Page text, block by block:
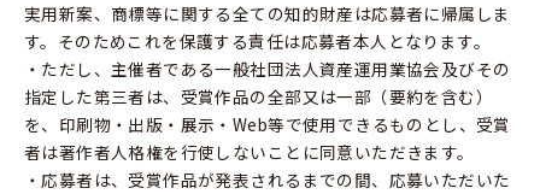
実用新案、商標等に関する全ての知的財産は応募者に帰属しま
す。そのためこれを保護する責任は応募者本人となります。
・ただし、主催者である一般社団法人資産運用業協会及びその
指定した第三者は、受賞作品の全部又は一部（要約を含む）
を、印刷物・出版・展示・Web等で使用できるものとし、受賞
者は著作者人格権を行使しないことに同意いただきます。
・応募者は、受賞作品が発表されるまでの間、応募いただいた